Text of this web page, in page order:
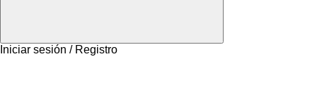
Iniciar sesión / Registro